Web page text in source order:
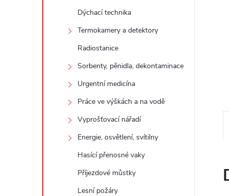
Dýchací technika
Termokamery a detektory
Radiostanice
Sorbenty, pěnidla, dekontaminace
Urgentní medicína
Práce ve výškách a na vodě
Vyprošťovací nářadí
Energie, osvětlení, svítilny
Hasící přenosné vaky
Příjezdové můstky
Lesní požáry